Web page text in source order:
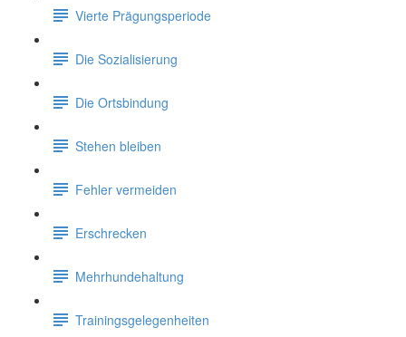
Vierte Prägungsperiode
Die Sozialisierung
Die Ortsbindung
Stehen bleiben
Fehler vermeiden
Erschrecken
Mehrhundehaltung
Trainingsgelegenheiten